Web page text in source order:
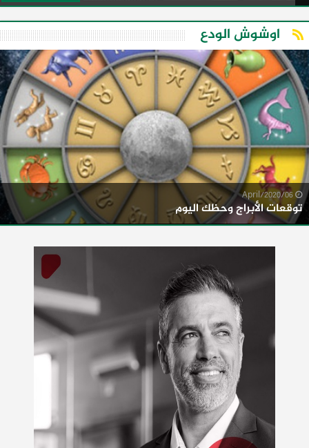
اوشوش الودع
توقعات الأبراج وحظك اليوم